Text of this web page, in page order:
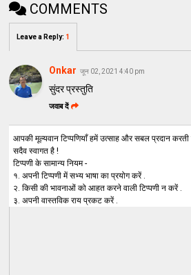
COMMENTS
Leave a Reply: 1
Onkar जून 02, 2021 4:40 pm
सुंदर प्रस्तुति
जवाब दें
आपकी मूल्यवान टिप्पणियाँ हमें उत्साह और सबल प्रदान करती
सदैव स्वागत है !
टिप्पणी के सामान्य नियम -
१. अपनी टिप्पणी में सभ्य भाषा का प्रयोग करें .
२. किसी की भावनाओं को आहत करने वाली टिप्पणी न करें .
३. अपनी वास्तविक राय प्रकट करें .